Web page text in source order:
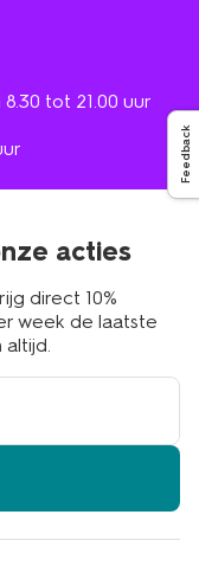
Feedback
tot 21.00 uur
acties
direct 10%
week de laatste
altijd.